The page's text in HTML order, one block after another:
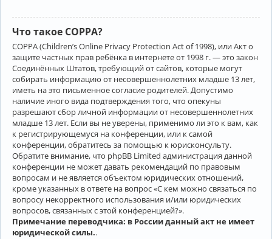
Что такое COPPA?
COPPA (Children’s Online Privacy Protection Act of 1998), или Акт о
защите частных прав ребёнка в интернете от 1998 г. — это закон
Соединённых Штатов, требующий от сайтов, которые могут
собирать информацию от несовершеннолетних младше 13 лет,
иметь на это письменное согласие родителей. Допустимо
наличие иного вида подтверждения того, что опекуны
разрешают сбор личной информации от несовершеннолетних
младше 13 лет. Если вы не уверены, применимо ли это к вам, как
к регистрирующемуся на конференции, или к самой
конференции, обратитесь за помощью к юрисконсульту.
Обратите внимание, что phpBB Limited администрация данной
конференции не может давать рекомендаций по правовым
вопросам и не является объектом юридических отношений,
кроме указанных в ответе на вопрос «С кем можно связаться по
вопросу некорректного использования и/или юридических
вопросов, связанных с этой конференцией?».
Примечание переводчика: в России данный акт не имеет
юридической силы..